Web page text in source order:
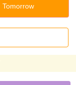
Tomorrow